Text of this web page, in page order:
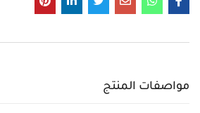
مواصفات المنتج